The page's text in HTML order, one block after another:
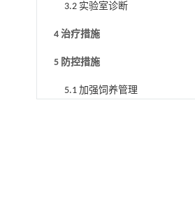
3.2 实验室诊断
4 治疗措施
5 防控措施
5.1 加强饲养管理